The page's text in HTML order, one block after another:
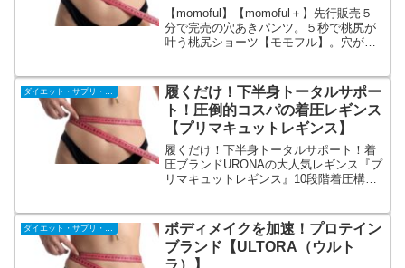
【momoful＋】
【momoful】【momoful＋】先行販売５
分で完売の穴あきパンツ。５秒で桃尻が
叶う桃尻ショーツ【モモフル】。穴が空
解決します。瞬間ヒップアップ！履くだ
けでプリッと丸みを帯びたお尻に近づく
効果が！
履くだけ！下半身トータルサポー
ト！圧倒的コスパの着圧レギンス
【プリマキュットレギンス】
履くだけ！下半身トータルサポート！着
圧ブランドURONAの大人気レギンス『プ
リマキュットレギンス』10段階着圧構
す♪さらっと気持ち良い触り心地で履く時
はきつく感じても履いてしまえば楽とい
うお声多数♪
ダイエット・サプリ・飲料
ボディメイクを加速！プロテイン
ブランド【ULTORA（ウルト
ラ）】